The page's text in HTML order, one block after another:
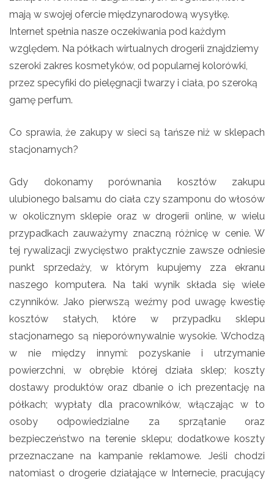
mają w swojej ofercie międzynarodową wysyłkę.
Internet spełnia nasze oczekiwania pod każdym
względem. Na półkach wirtualnych drogerii znajdziemy
szeroki zakres kosmetyków, od popularnej kolorówki,
przez specyfiki do pielęgnacji twarzy i ciała, po szeroką
gamę perfum.
Co sprawia, że zakupy w sieci są tańsze niż w sklepach
stacjonarnych?
Gdy dokonamy porównania kosztów zakupu
ulubionego balsamu do ciała czy szamponu do włosów
w okolicznym sklepie oraz w drogerii online, w wielu
przypadkach zauważymy znaczną różnicę w cenie. W
tej rywalizacji zwycięstwo praktycznie zawsze odniesie
punkt sprzedaży, w którym kupujemy zza ekranu
naszego komputera. Na taki wynik składa się wiele
czynników. Jako pierwszą weźmy pod uwagę kwestię
kosztów stałych, które w przypadku sklepu
stacjonarnego są nieporównywalnie wysokie. Wchodzą
w nie między innymi: pozyskanie i utrzymanie
powierzchni, w obrębie której działa sklep; koszty
dostawy produktów oraz dbanie o ich prezentację na
półkach; wypłaty dla pracowników, włączając w to
osoby odpowiedzialne za sprzątanie oraz
bezpieczeństwo na terenie sklepu; dodatkowe koszty
przeznaczane na kampanie reklamowe. Jeśli chodzi
natomiast o drogerie działające w Internecie, pracujący